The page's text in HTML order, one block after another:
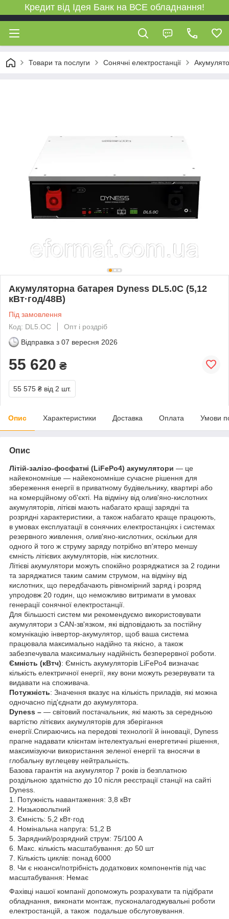
Кредит від Ідея Банк на ВСЕ обладнання!
Товари та послуги Сонячні електростанції
Акумуляторна батарея Dyness DL5.0C (5,12
кВт·год/48В)
Під замовлення
Код: DL5.OC
Опт і роздріб
Відправка з 07 вересня 2026
55 620 ₴
55 575 ₴ від 2 шт.
Опис Характеристики Доставка Оплата Умови
Опис
Літій-залізо-фосфатні (LiFePo4) акумулятори — це
найекономніше — найекономніше сучасне рішення для
збереження енергії в приватному будівельнику, квартирі або
на комерційному об'єкті. На відміну від олив'яно-кислотних
акумуляторів, літієві мають набагато кращі зарядні та
розрядні характеристики, а також набагато краще працюють,
в умовах експлуатації в сонячних електростанціях і системах
резервного живлення, олив'яно-кислотних, оскільки для
одного й того ж струму заряду потрібно вп'ятеро меншу
ємність літієвих акумуляторів, ніж кислотних.
Літієві акумулятори можуть спокійно розряджатися за 2 години
та заряджатися таким самим струмом, на відміну від
кислотних, що передбачають рівномірний заряд і розряд
упродовж 20 годин, що неможливо витримати в умовах
генерації сонячної електростанції.
Для більшості систем ми рекомендуємо використовувати
акумулятори з CAN-зв'язком, які відповідають за постійну
комунікацію інвертор-акумулятор, щоб ваша система
працювала максимально надійно та якісно, а також
забезпечувала максимальну надійність безперервної роботи.
Ємність (кВтч): Ємність акумуляторів LiFePo4 визначає
кількість електричної енергії, яку вони можуть резервувати та
видавати на споживача.
Потужність: Значення вказує на кількість приладів, які можна
одночасно під'єднати до акумулятора.
Dyness – — світовий постачальник, які мають за середньою
вартістю літієвих акумуляторів для зберігання
енергії.Спираючись на передові технології й інновації, Dyness
прагне надавати клієнтам інтелектуальні енергетичні рішення,
максимізуючи використання зеленої енергії та вносячи в
глобальну вуглецеву нейтральність.
Базова гарантія на акумулятор 7 років із безплатною
роздільною здатністю до 10 після реєстрації станції на сайті
Dyness.
1. Потужність навантаження: 3,8 кВт
2. Низьковольтний
3. Ємність: 5,2 кВт·год
4. Номінальна напруга: 51,2 В
5. Зарядний/розрядний струм: 75/100 А
6. Макс. кількість масштабування: до 50 шт
7. Кількість циклів: понад 6000
8. Чи є нюанси/потрібність додаткових компонентів під час
масштабування: Немає
Фахівці нашої компанії допоможуть розрахувати та підібрати
обладнання, виконати монтаж, пусконалагоджувальні роботи
електростанцій, а також подальше обслуговування.